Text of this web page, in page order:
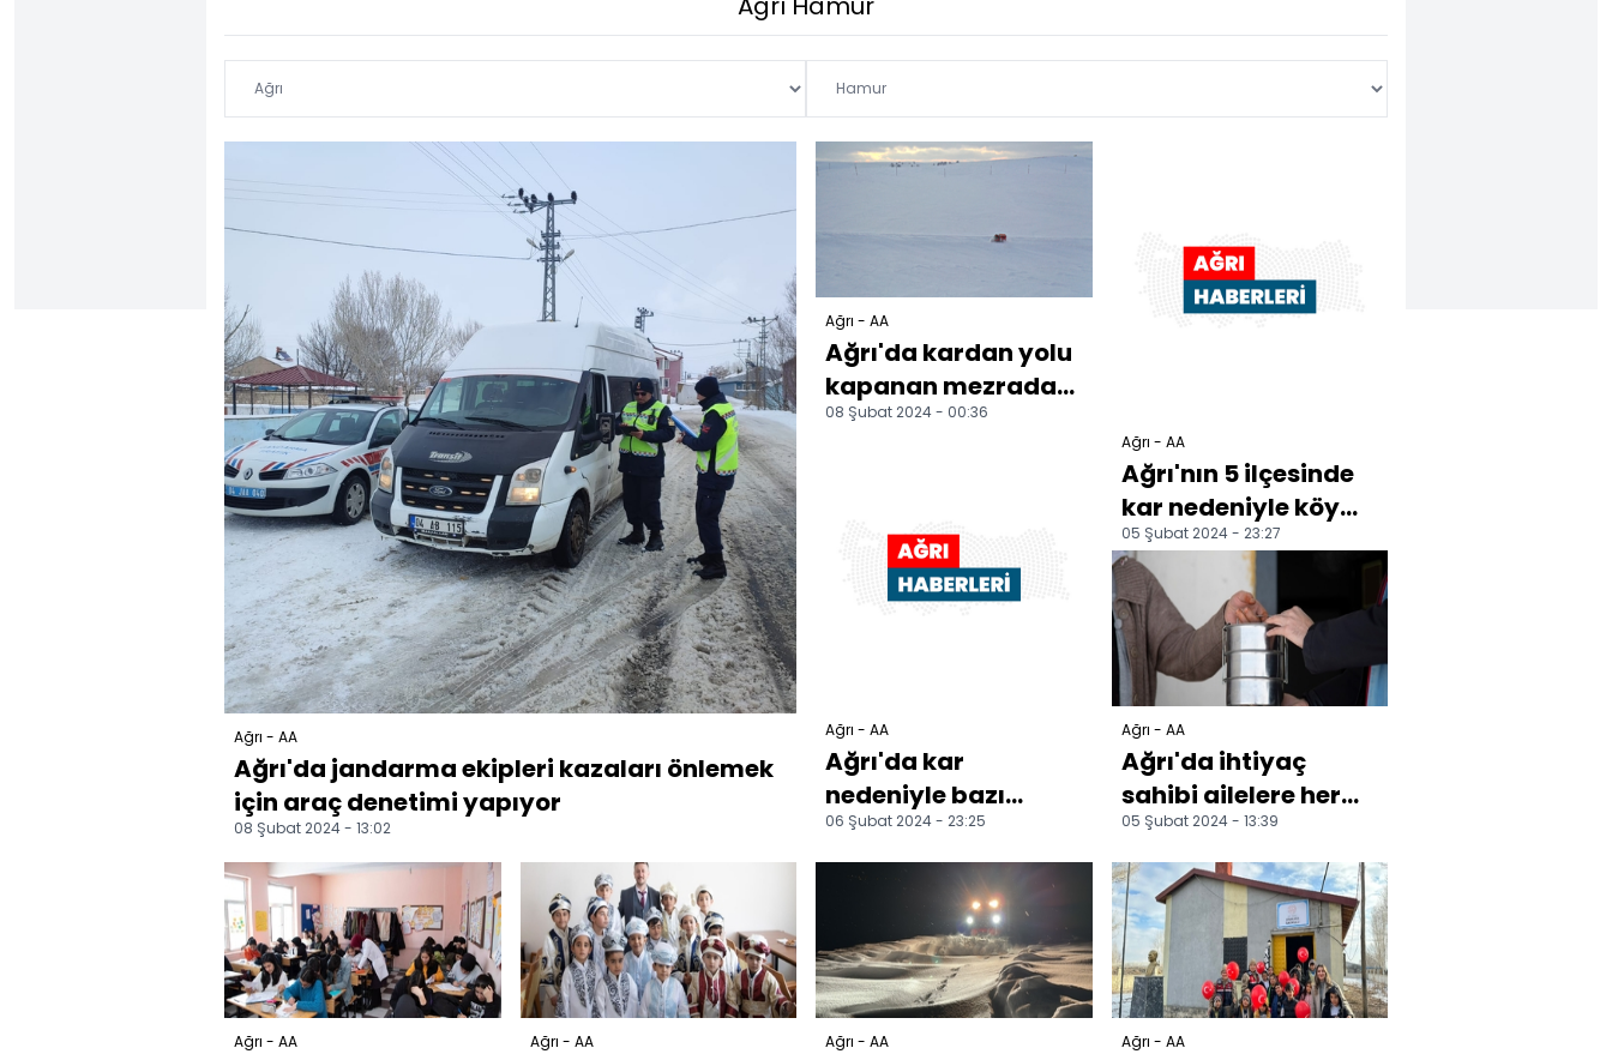
Ağrı - AA
Ağrı'da jandarma ekipleri kazaları önlemek
için araç denetimi yapıyor
08 Şubat 2024 - 13:02
Ağrı - AA
Ağrı'da kardan yolu
kapanan mezrada
rahatsızlanan kadın
08 Şubat 2024 - 00:36
Ağrı - AA
Ağrı'da kar
nedeniyle bazı
yerlerde eğitime ara
verildi
06 Şubat 2024 - 23:25
Ağrı - AA
Ağrı'nın 5 ilçesinde
kar nedeniyle köy
okullarında eğitime
ara verildi
05 Şubat 2024 - 23:27
Ağrı - AA
Ağrı'da ihtiyaç
sahibi ailelere her
gün sıcak yemek
ulaştırılıyor
05 Şubat 2024 - 13:39
Ağrı - AA Ağrı - AA Ağrı - AA Ağrı - AA